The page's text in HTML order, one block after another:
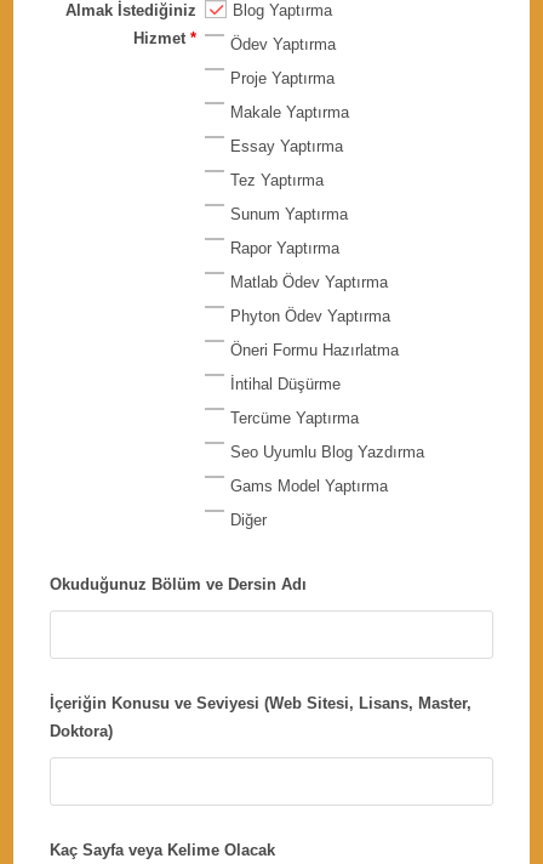
Almak İstediğiniz
Hizmet *
Blog Yaptırma
Ödev Yaptırma
Proje Yaptırma
Makale Yaptırma
Essay Yaptırma
Tez Yaptırma
Sunum Yaptırma
Rapor Yaptırma
Matlab Ödev Yaptırma
Phyton Ödev Yaptırma
Öneri Formu Hazırlatma
İntihal Düşürme
Tercüme Yaptırma
Seo Uyumlu Blog Yazdırma
Gams Model Yaptırma
Diğer
Okuduğunuz Bölüm ve Dersin Adı
İçeriğin Konusu ve Seviyesi (Web Sitesi, Lisans, Master,
Doktora)
Kaç Sayfa veya Kelime Olacak